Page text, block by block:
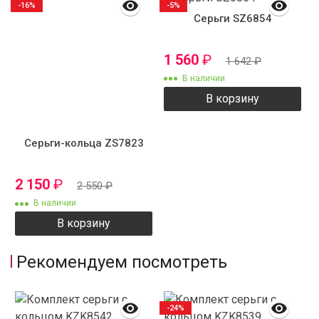
Серьги-кольца ZS7823
2 150 ₽ 2 550₽
В наличии
В корзину
-16%
Серьги SZ6854
1 560 ₽ 1 642₽
В наличии
В корзину
-5%
Рекомендуем посмотреть
-24%